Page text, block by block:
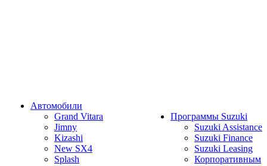
Автомобили
Grand Vitara
Jimny
Kizashi
New SX4
Splash
Программы Suzuki
Suzuki Assistance
Suzuki Finance
Suzuki Leasing
Корпоративным